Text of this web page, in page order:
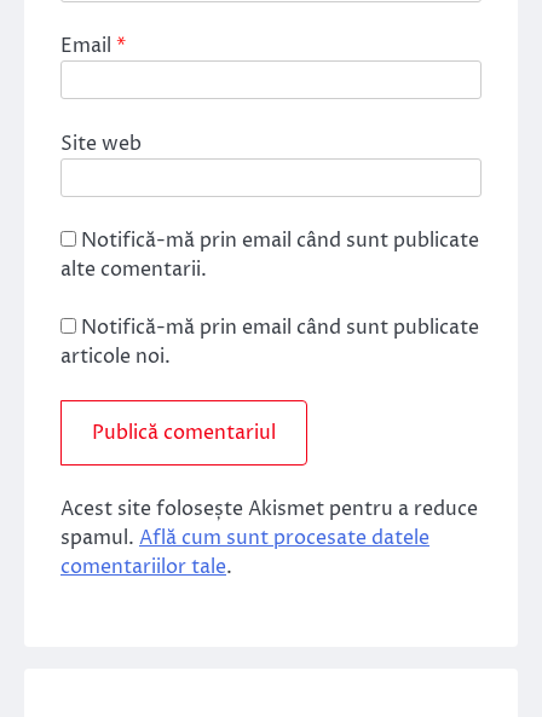
Email *
Site web
Notifică-mă prin email când sunt publicate
alte comentarii.
Notifică-mă prin email când sunt publicate
articole noi.
Acest site folosește Akismet pentru a reduce
spamul. Află cum sunt procesate datele
comentariilor tale.